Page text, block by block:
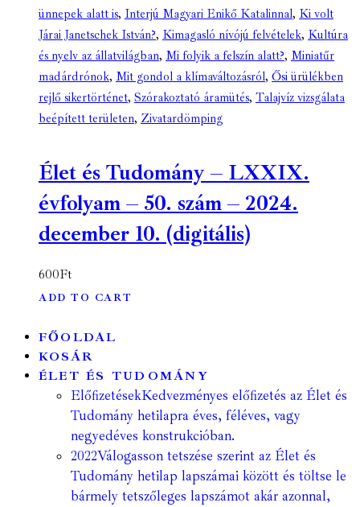
ünnepek alatt is, Interjú Magyari Enikő Katalinnal, Ki volt
Járai Janetschek István?, Kimagasló nívójú felvételek, Kultúra
és nyelv az állatvilágban, Mi folyik a felszín alatt?, Miniatűr
madárdrónok, Mit gondol a klímaváltozásról, Ősi ürülékben
rejlő sikertörténet, Szórakoztató áramütés, Talajvíz vizsgálata
beépített területen, Zivatardömping
Élet és Tudomány – LXXIX.
évfolyam – 50. szám – 2024.
december 10. (digitális)
600Ft
ADD TO CART
FŐOLDAL
KOSÁR
ÉLET ÉS TUDOMÁNY
ElőfizetésekKedvezményes előfizetés az Élet és
Tudomány hetilapra éves, féléves, vagy
negyedéves konstrukcióban.
2022Válogasson tetszése szerint az Élet és
Tudomány hetilap lapszámai között és töltse le
bármely tetszőleges lapszámot akár azonnal,